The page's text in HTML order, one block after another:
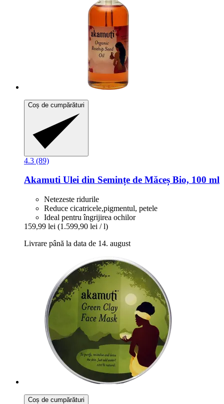
Coș de cumpărături
4.3 (89)
Akamuti Ulei din Semințe de Măceș Bio, 100 ml
Netezeste ridurile
Reduce cicatricele,pigmentul, petele
Ideal pentru îngrijirea ochilor
159,99 lei (1.599,90 lei / l)
Livrare până la data de 14. august
Coș de cumpărături